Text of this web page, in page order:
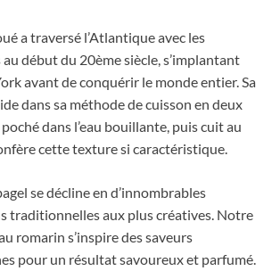
a traversé l’Atlantique avec les
début du 20ème siècle, s’implantant
avant de conquérir le monde entier. Sa
dans sa méthode de cuisson en deux
dans l’eau bouillante, puis cuit au
cette texture si caractéristique.
se décline en d’innombrables
traditionnelles aux plus créatives. Notre
romarin s’inspire des saveurs
pour un résultat savoureux et parfumé.